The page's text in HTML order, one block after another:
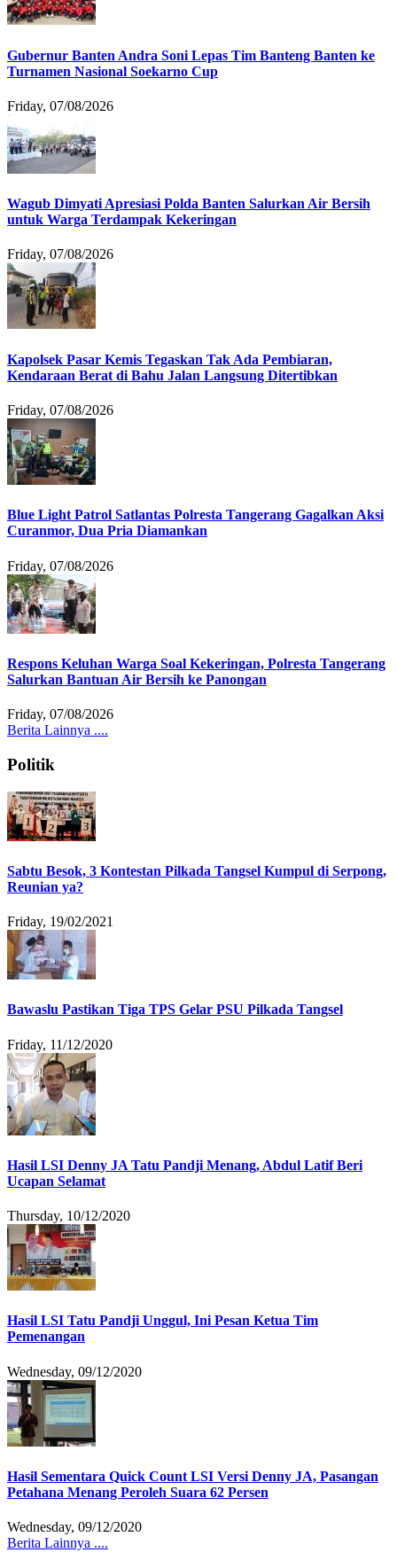
Gubernur Banten Andra Soni Lepas Tim Banteng Banten ke
Turnamen Nasional Soekarno Cup
Friday, 07/08/2026
Wagub Dimyati Apresiasi Polda Banten Salurkan Air Bersih
untuk Warga Terdampak Kekeringan
Friday, 07/08/2026
Kapolsek Pasar Kemis Tegaskan Tak Ada Pembiaran,
Kendaraan Berat di Bahu Jalan Langsung Ditertibkan
Friday, 07/08/2026
Blue Light Patrol Satlantas Polresta Tangerang Gagalkan Aksi
Curanmor, Dua Pria Diamankan
Friday, 07/08/2026
Respons Keluhan Warga Soal Kekeringan, Polresta Tangerang
Salurkan Bantuan Air Bersih ke Panongan
Friday, 07/08/2026
Berita Lainnya ....
Politik
Sabtu Besok, 3 Kontestan Pilkada Tangsel Kumpul di Serpong,
Reunian ya?
Friday, 19/02/2021
Bawaslu Pastikan Tiga TPS Gelar PSU Pilkada Tangsel
Friday, 11/12/2020
Hasil LSI Denny JA Tatu Pandji Menang, Abdul Latif Beri
Ucapan Selamat
Thursday, 10/12/2020
Hasil LSI Tatu Pandji Unggul, Ini Pesan Ketua Tim
Pemenangan
Wednesday, 09/12/2020
Hasil Sementara Quick Count LSI Versi Denny JA, Pasangan
Petahana Menang Peroleh Suara 62 Persen
Wednesday, 09/12/2020
Berita Lainnya ....